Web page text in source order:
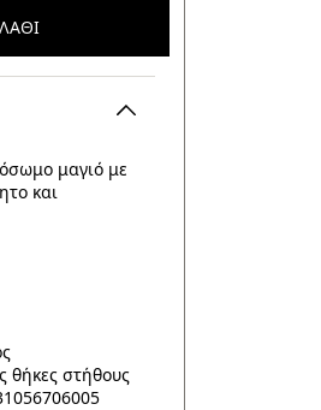
μαγιό με
και
θήκες στήθους